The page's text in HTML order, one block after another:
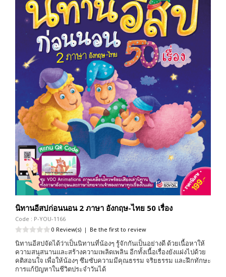
นิทานอีสปก่อนนอน 2 ภาษา อังกฤษ-ไทย 50 เรื่อง
Code : P-YOU-1166
0 Review(s) | Be the first to review
นิทานอีสปจัดได้ว่าเป็นนิทานที่น้องๆ รู้จักกันเป็นอย่างดี ด้วยเนื้อหาให้
ความสนุสนานและสร้างความเพลิดเพลิน อีกทั้งเนื้อเรื่องยังแฝงไปด้วย
คติสอนใจ เพื่อให้น้องๆ ซึมซับความมีคุณธรรม จริยธรรม และฝึกทักษะ
การแก้ปัญหาในชีวิตประจำวันได้